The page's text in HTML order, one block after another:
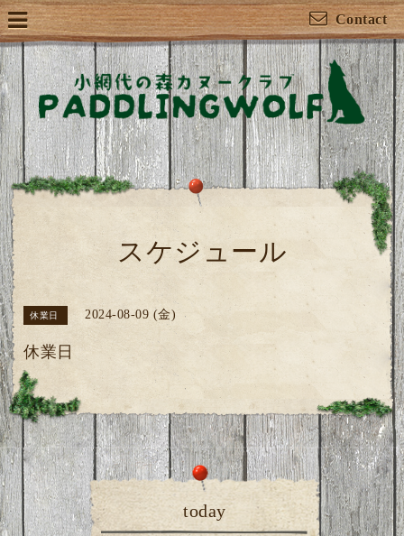
Contact
スケジュール
休業日 2024-08-09 (金)
休業日
today